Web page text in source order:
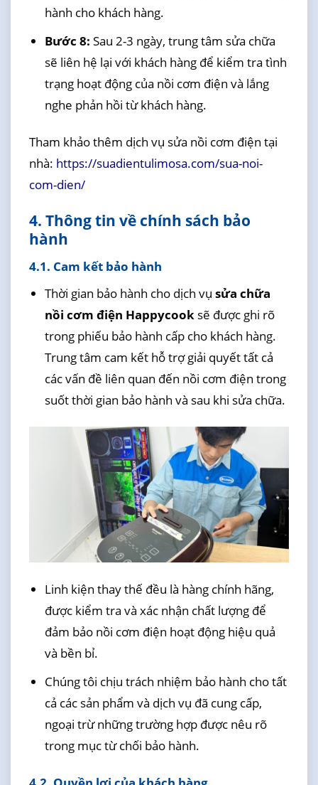
hành cho khách hàng.
Bước 8: Sau 2-3 ngày, trung tâm sửa chữa
sẽ liên hệ lại với khách hàng để kiểm tra tình
trạng hoạt động của nồi cơm điện và lắng
nghe phản hồi từ khách hàng.
Tham khảo thêm dịch vụ sửa nồi cơm điện tại
nhà: https://suadientulimosa.com/sua-noi-
com-dien/
4. Thông tin về chính sách bảo
hành
4.1. Cam kết bảo hành
Thời gian bảo hành cho dịch vụ sửa chữa
nồi cơm điện Happycooksẽ được ghi rõ
trong phiếu bảo hành cấp cho khách hàng.
Trung tâm cam kết hỗ trợ giải quyết tất cả
các vấn đề liên quan đến nồi cơm điện trong
suốt thời gian bảo hành và sau khi sửa chữa.
Linh kiện thay thế đều là hàng chính hãng,
được kiểm tra và xác nhận chất lượng để
đảm bảo nồi cơm điện hoạt động hiệu quả
và bền bỉ.
Chúng tôi chịu trách nhiệm bảo hành cho tất
cả các sản phẩm và dịch vụ đã cung cấp,
ngoại trừ những trường hợp được nêu rõ
trong mục từ chối bảo hành.